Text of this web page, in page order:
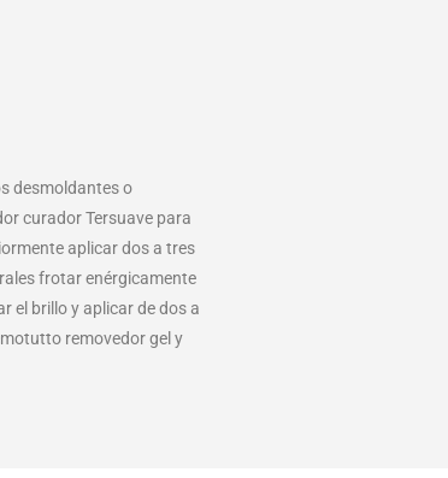
desmoldantes o
curador Tersuave para
aplicar dos a tres
frotar enérgicamente
el brillo y aplicar de dos a
removedor gel y